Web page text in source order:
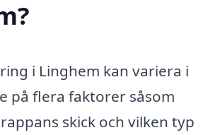
i Linghem kan variera i
på flera faktorer såsom
skick och vilken typ